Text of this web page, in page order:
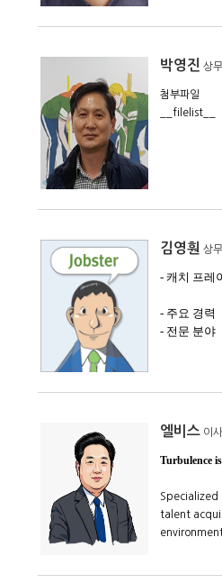
박영진 상무
첨부파일
__filelist__
김영훤 상무
- 캐치 프레
- 주요 경
- 전문 분
엘비스 이사
Turbulence
Specialized
talent